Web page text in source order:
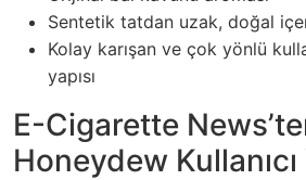
Sentetik tatdan uzak, doğal
Kolay karışan ve çok yönlü
yapısı
E-Cigarette
Honeydew Kullanıcı